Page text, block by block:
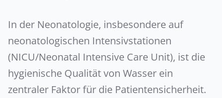
In der Neonatologie, insbesondere auf
neonatologischen Intensivstationen
(NICU/Neonatal Intensive Care Unit), ist die
hygienische Qualität von Wasser ein
zentraler Faktor für die Patientensicherheit.